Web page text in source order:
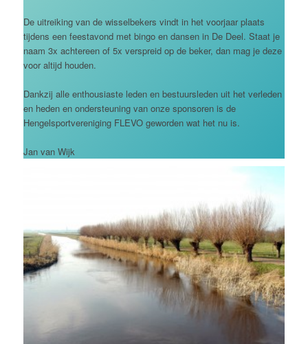
De uitreiking van de wisselbekers vindt in het voorjaar plaats
tijdens een feestavond met bingo en dansen in De Deel. Staat je
naam 3x achtereen of 5x verspreid op de beker, dan mag je deze
voor altijd houden.
Dankzij alle enthousiaste leden en bestuursleden uit het verleden
en heden en ondersteuning van onze sponsoren is de
Hengelsportvereniging FLEVO geworden wat het nu is.
Jan van Wijk